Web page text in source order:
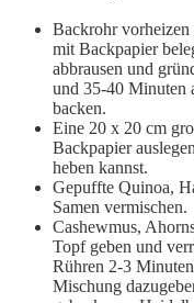
Backrohr
mit Backpapier
abbrausen und
und 35-40 Minuten
backen.
Eine 20 x 20 cm
Backpapier
heben kannst.
Gepuffte Quinoa,
Samen vermischen.
Cashewmus,
Topf geben und
Rühren 2-3
Mischung